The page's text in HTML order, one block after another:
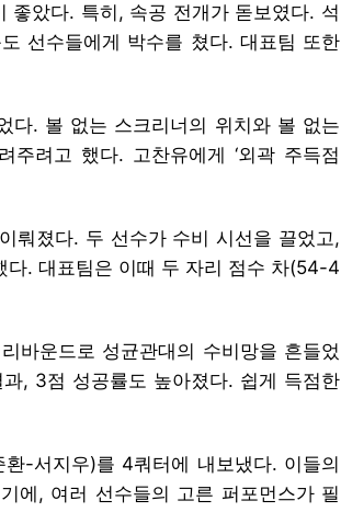
좋았다. 특히, 속공 전개가 돋보였다. 석
선수들에게 박수를 쳤다. 대표팀 또한
다. 볼 없는 스크리너의 위치와 볼 없는
주려고 했다. 고찬유에게 ‘외곽 주득점
뤄졌다. 두 선수가 수비 시선을 끌었고,
. 대표팀은 이때 두 자리 점수 차(54-4
바운드로 성균관대의 수비망을 흔들었
, 3점 성공률도 높아졌다. 쉽게 득점한
-서지우)를 4쿼터에 내보냈다. 이들의
에, 여러 선수들의 고른 퍼포먼스가 필